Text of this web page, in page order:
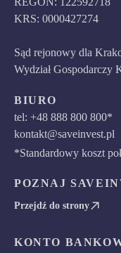
KRS: 0000427274
Sąd rejonowy dla
Wydział Gospodarczy
BIURO
tel: +48 888 800 800*
kontakt@saveinvest.pl
*Standardowy koszt
POZNAJ
Przejdź do strony
KONTO